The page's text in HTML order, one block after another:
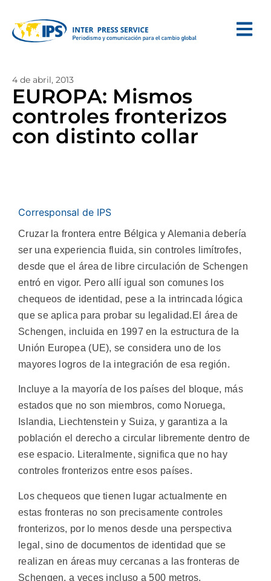
4 de abril, 2013
EUROPA: Mismos
controles fronterizos
con distinto collar
Corresponsal de IPS
Cruzar la frontera entre Bélgica y Alemania debería
ser una experiencia fluida, sin controles limítrofes,
desde que el área de libre circulación de Schengen
entró en vigor. Pero allí igual son comunes los
chequeos de identidad, pese a la intrincada lógica
que se aplica para probar su legalidad. El área de
Schengen, incluida en 1997 en la estructura de la
Unión Europea (UE), se considera uno de los
mayores logros de la integración de esa región.
Incluye a la mayoría de los países del bloque, más
estados que no son miembros, como Noruega,
Islandia, Liechtenstein y Suiza, y garantiza a la
población el derecho a circular libremente dentro de
ese espacio. Literalmente, significa que no hay
controles fronterizos entre esos países.
Los chequeos que tienen lugar actualmente en
estas fronteras no son precisamente controles
fronterizos, por lo menos desde una perspectiva
legal, sino de documentos de identidad que se
realizan en áreas muy cercanas a las fronteras de
Schengen, a veces incluso a 500 metros.